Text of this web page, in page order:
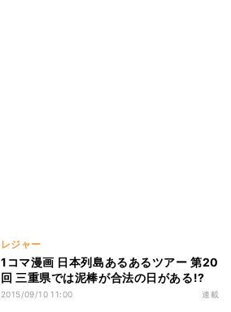
レジャー
1コマ漫画 日本列島あるあるツアー 第20
回 三重県では泥棒が合法の日がある!?
2015/09/10 11:00 連載